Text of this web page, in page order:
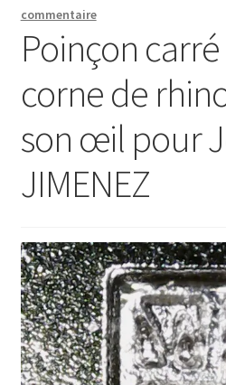
commentaire
Poinçon
corne de
son œil pour
JIMENEZ